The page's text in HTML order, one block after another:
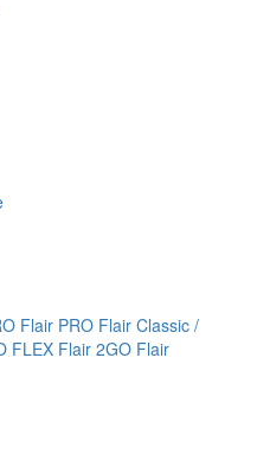
Flair PRO Flair Classic /
FLEX Flair 2GO Flair